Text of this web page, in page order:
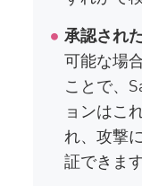
承認され
可能な場
ことで、
ョンはこ
れ、攻撃
証できます